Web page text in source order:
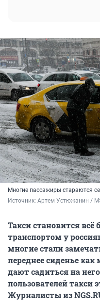
Многие пассажиры стараются
Источник: Артем Устюжанин /
Такси становится
транспортом у
многие стали
переднее сиденье
дают садиться на
пользователей такси
Журналисты из